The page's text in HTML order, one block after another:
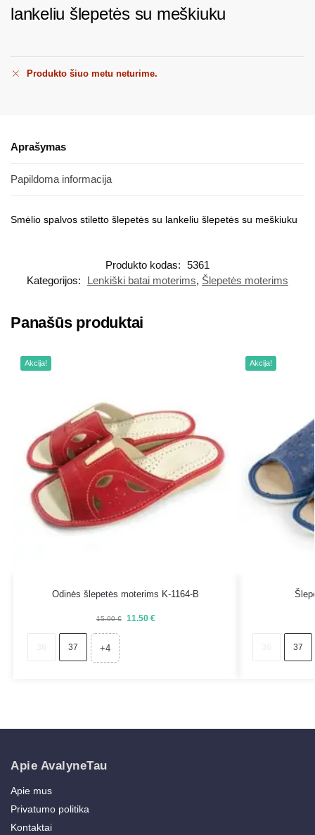
lankeliu šlepetės su meškiuku
Produkto šiuo metu neturime.
Aprašymas
Papildoma informacija
Smėlio spalvos stiletto šlepetės su lankeliu šlepetės su meškiuku
Produkto kodas: 5361
Kategorijos:
Lenkiški batai moterims, Šlepetės moterims
Panašūs produktai
Akcija!
Odinės šlepetės moterims K-1164-B
15.00€ 11.50 €
37 +4
Akcija!
37
Apie AvalyneTau
Apie mus
Privatumo politika
Kontaktai